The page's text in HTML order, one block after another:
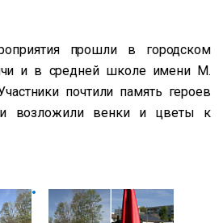
прошли в городском
и в средней школе имени М.
почтили память героев
и возложили венки и цветы к